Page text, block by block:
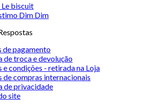
biscuit
Dim Dim
de pagamento
de troca e devolução
e condições - retirada na Loja
de compras internacionais
de privacidade
site